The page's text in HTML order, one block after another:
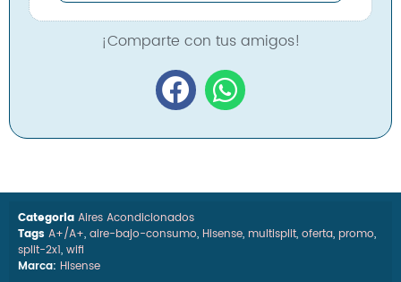
¡Comparte con tus amigos!
Categoria Aires Acondicionados
Tags A+/A+, aire-bajo-consumo, Hisense, multisplit, oferta, promo,
split-2x1, wifi
Marca: Hisense